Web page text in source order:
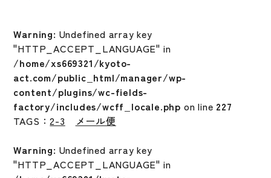
Warning: Undefined array key
"HTTP_ACCEPT_LANGUAGE" in
/home/xs669321/kyoto-
act.com/public_html/manager/wp-
content/plugins/wc-fields-
factory/includes/wcff_locale.php on line 227
TAGS：2-3
メール便
Warning: Undefined array key
"HTTP_ACCEPT_LANGUAGE" in